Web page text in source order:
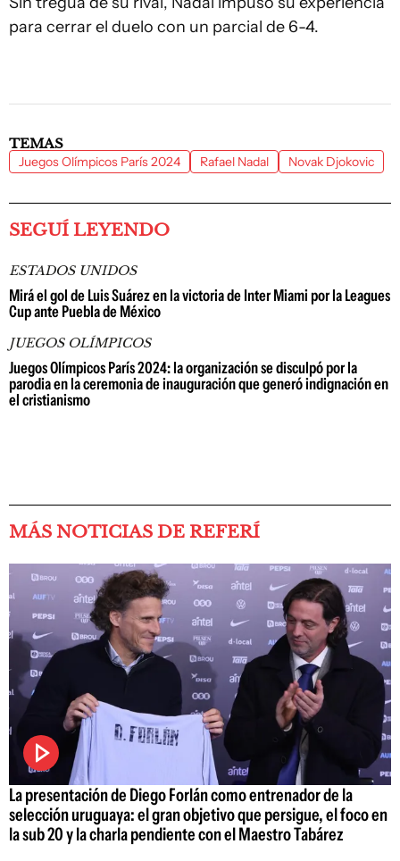
para cerrar el duelo con un parcial de 6-4.
TEMAS
Juegos Olímpicos París 2024 Rafael Nadal Novak Djokovic
SEGUÍ LEYENDO
ESTADOS UNIDOS
Mirá el gol de Luis Suárez en la victoria de Inter Miami por la Leagues
Cup ante Puebla de México
JUEGOS OLÍMPICOS
Juegos Olímpicos París 2024: la organización se disculpó por la
parodia en la ceremonia de inauguración que generó indignación en
el cristianismo
MÁS NOTICIAS DE REFERÍ
La presentación de Diego Forlán como entrenador de la
selección uruguaya: el gran objetivo que persigue, el foco en
la sub 20 y la charla pendiente con el Maestro Tabárez